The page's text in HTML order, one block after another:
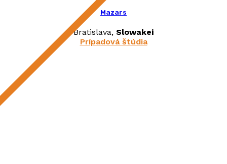
Mazars
Bratislava, Slowakei
Prípadová štúdia